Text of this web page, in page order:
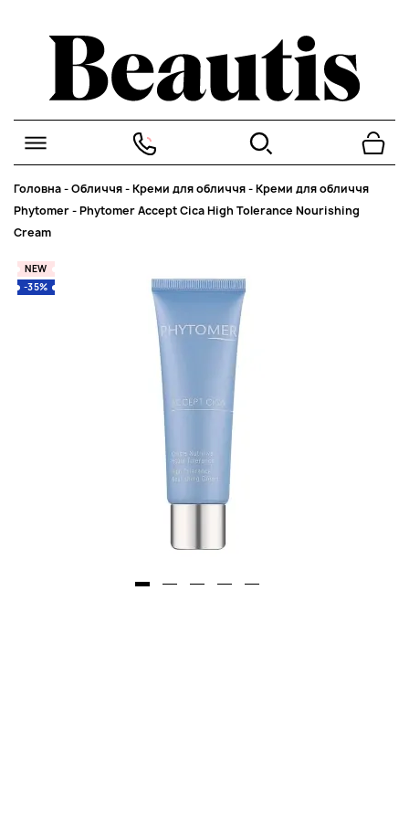
Головна-Обличчя-Креми для обличчя-Креми для обличчя
Phytomer-Phytomer Accept Cica High Tolerance Nourishing
Cream
NEW
-35%